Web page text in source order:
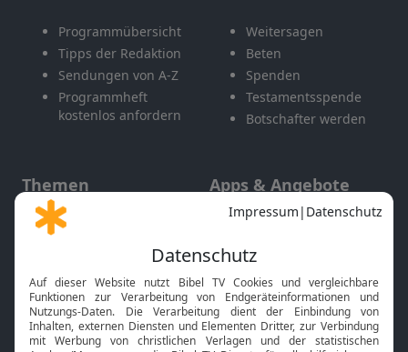
Programmübersicht
Tipps der Redaktion
Sendungen von A-Z
Programmheft
kostenlos anfordern
Weitersagen
Beten
Spenden
Testamentsspende
Botschafter werden
Themen
Gott und Bibel erklärt
Neuigkeiten
Apps & Angebote
Mobile App
Smart TV
HbbTV
Bibelthek Online-Bibel